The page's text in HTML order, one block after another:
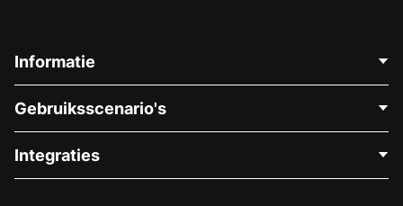
Informatie
Over Ons
Vacatures
Gebruiksscenario's
Medische Fondsenwerving
Integraties